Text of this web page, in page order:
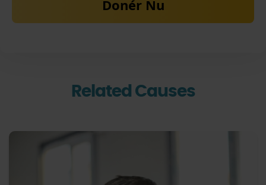
Donér Nu
Related Causes